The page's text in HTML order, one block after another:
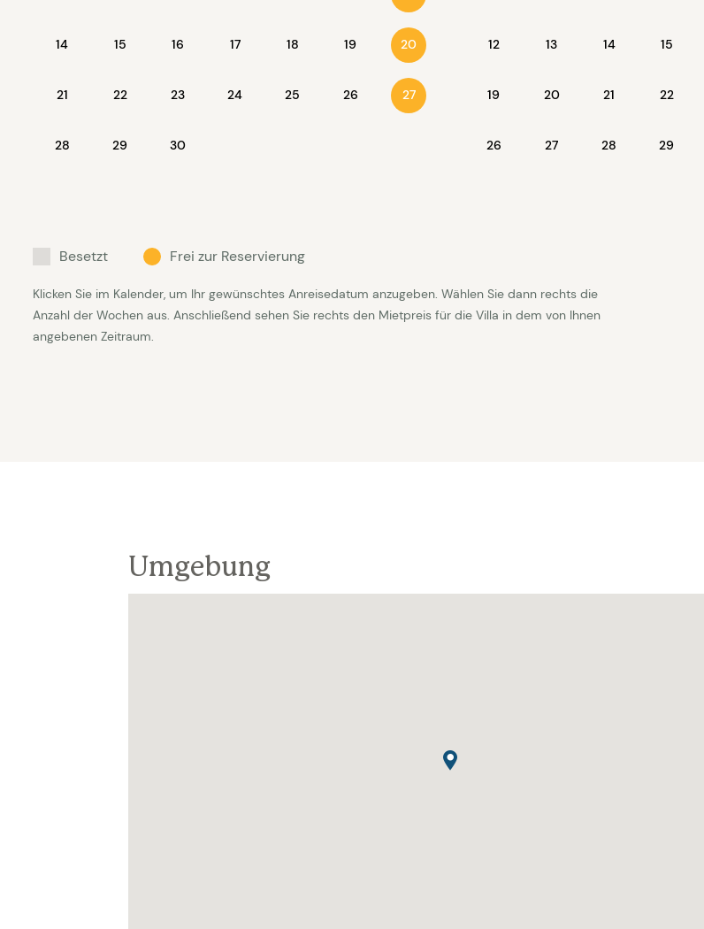
14 15 16 17 18 19 20
21 22 23 24 25 26 27
28 29 30
12 13 14 15
19 20 21 22
26 27 28 29
Besetzt Frei zur Reservierung
Klicken Sie im Kalender, um Ihr gewünschtes Anreisedatum anzugeben. Wählen Sie dann rechts die
Anzahl der Wochen aus. Anschließend sehen Sie rechts den Mietpreis für die Villa in dem von Ihnen
angebenen Zeitraum.
Umgebung